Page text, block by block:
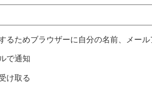
るためブラウザーに自分の名前、メール
で通知
け取る